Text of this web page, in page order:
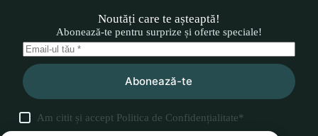
Noutăți care te așteaptă!
Abonează-te pentru surprize și oferte speciale!
Abonează-te
Am citit și accept Politica de Confidențialitate*